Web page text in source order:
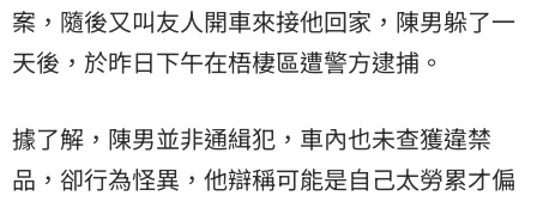
案，隨後又叫友人開車來接他回家，陳男躲了一
天後，於昨日下午在梧棲區遭警方逮捕。
據了解，陳男並非通緝犯，車內也未查獲違禁
品，卻行為怪異，他辯稱可能是自己太勞累才偏